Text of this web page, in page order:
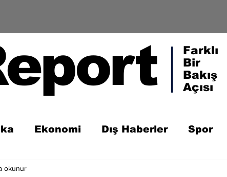
Farklı
Bir
Bakış
Açısı
Ekonomi Dış Haberler Spor
okunur